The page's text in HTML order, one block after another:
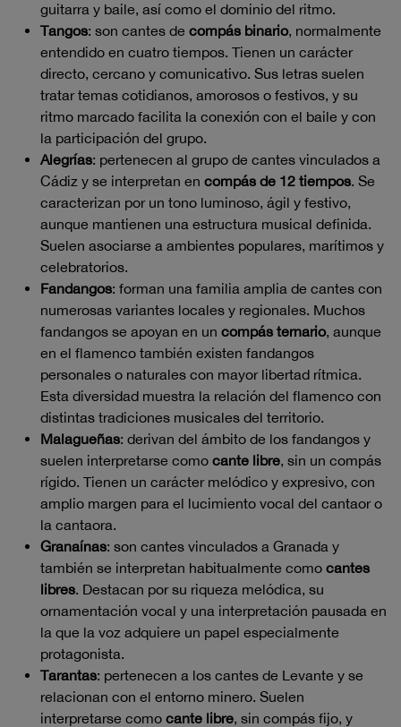
guitarra y baile, así como el dominio del ritmo.
Tangos: son cantes de compás binario, normalmente
entendido en cuatro tiempos. Tienen un carácter
directo, cercano y comunicativo. Sus letras suelen
tratar temas cotidianos, amorosos o festivos, y su
ritmo marcado facilita la conexión con el baile y con
la participación del grupo.
Alegrías: pertenecen al grupo de cantes vinculados a
Cádiz y se interpretan en compás de 12 tiempos. Se
caracterizan por un tono luminoso, ágil y festivo,
aunque mantienen una estructura musical definida.
Suelen asociarse a ambientes populares, marítimos y
celebratorios.
Fandangos: forman una familia amplia de cantes con
numerosas variantes locales y regionales. Muchos
fandangos se apoyan en un compás ternario, aunque
en el flamenco también existen fandangos
personales o naturales con mayor libertad rítmica.
Esta diversidad muestra la relación del flamenco con
distintas tradiciones musicales del territorio.
Malagueñas: derivan del ámbito de los fandangos y
suelen interpretarse como cante libre, sin un compás
rígido. Tienen un carácter melódico y expresivo, con
amplio margen para el lucimiento vocal del cantaor o
la cantaora.
Granaínas: son cantes vinculados a Granada y
también se interpretan habitualmente como cantes
libres. Destacan por su riqueza melódica, su
ornamentación vocal y una interpretación pausada en
la que la voz adquiere un papel especialmente
protagonista.
Tarantas: pertenecen a los cantes de Levante y se
relacionan con el entorno minero. Suelen
interpretarse como cante libre, sin compás fijo, y